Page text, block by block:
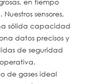
sensores,
sólida capacidad
datos precisos y
de seguridad
de gases ideal